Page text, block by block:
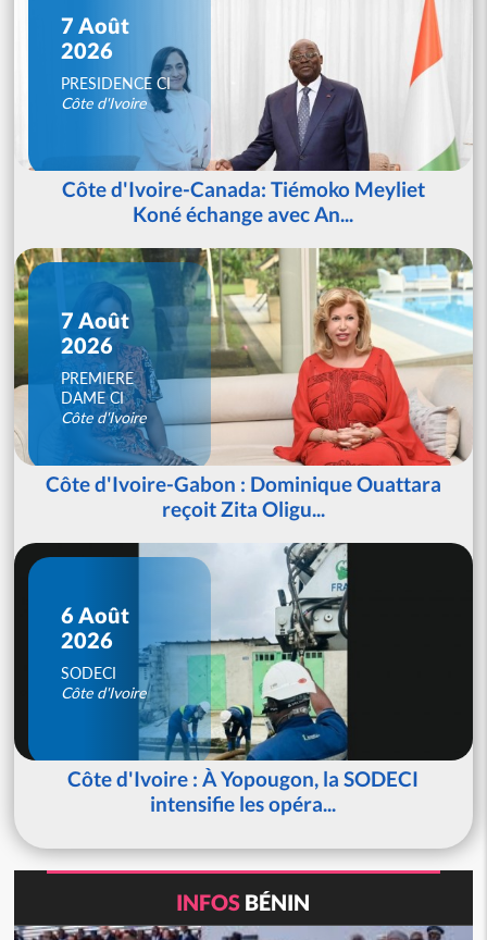
7 Août
2026
PRESIDENCE CI
Côte d'Ivoire
Côte d'Ivoire-Canada: Tiémoko Meyliet
Koné échange avec An...
7 Août
2026
PREMIERE
DAME CI
Côte d'Ivoire
Côte d'Ivoire-Gabon : Dominique Ouattara
reçoit Zita Oligu...
6 Août
2026
SODECI
Côte d'Ivoire
Côte d'Ivoire : À Yopougon, la SODECI
intensifie les opéra...
INFOS BÉNIN